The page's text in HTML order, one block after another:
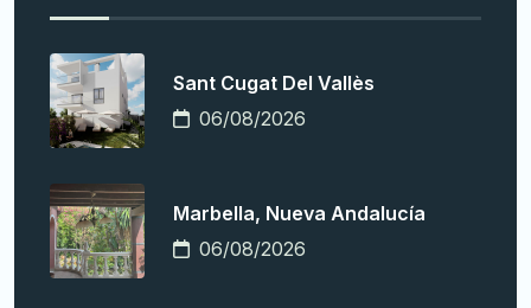
Sant Cugat Del Vallès
06/08/2026
Marbella, Nueva Andalucía
06/08/2026